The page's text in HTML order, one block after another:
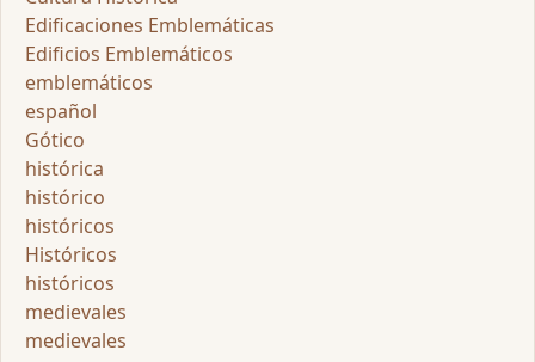
Edificaciones Emblemáticas
Edificios Emblemáticos
emblemáticos
español
Gótico
histórica
histórico
históricos
Históricos
históricos
medievales
medievales